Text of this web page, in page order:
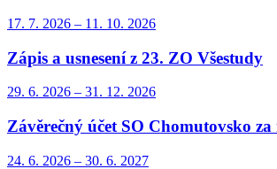
17. 7. 2026 – 11. 10. 2026
Zápis a usnesení z 23. ZO Všestudy
29. 6. 2026 – 31. 12. 2026
Závěrečný účet SO Chomutovsko
24. 6. 2026 – 30. 6. 2027